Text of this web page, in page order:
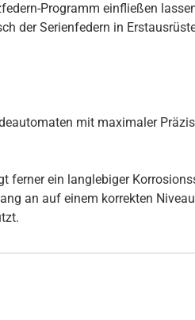
Programm einfließen
der Serienfedern in
mit maximaler
ferner ein langlebiger
an auf einem korrekten